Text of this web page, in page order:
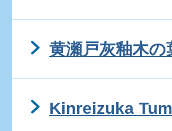
黄瀬戸灰釉木の
Kinreizuka